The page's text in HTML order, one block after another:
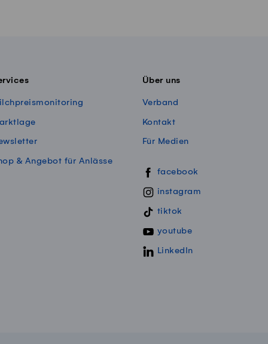
& Angebot für Anlässe
Über uns
Verband
Kontakt
Für Medien
Swissmillk auf Social Media
facebook
instagram
tiktok
youtube
LinkedIn